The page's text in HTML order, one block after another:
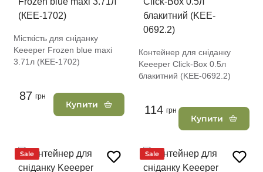
Місткість для сніданку
Keeeper Frozen blue maxi
3.71л (КЕЕ-1702)
87 грн
Купити
Контейнер для сніданку
Keeeper Click-Box 0.5л
блакитний (KEE-0692.2)
114 грн
Купити
Sale Sale